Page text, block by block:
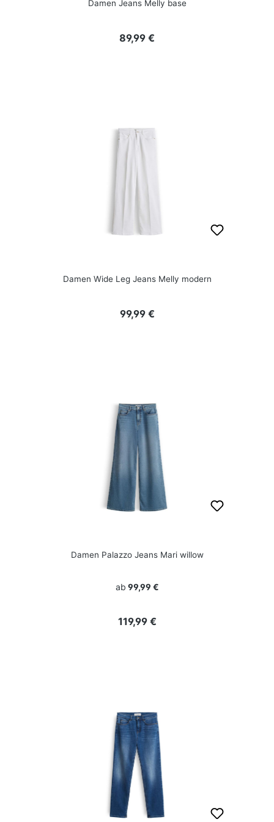
Damen Jeans Melly base
Regulärer Preis:
89,99 €
Damen Wide Leg Jeans Melly modern
Regulärer Preis:
99,99 €
Damen Palazzo Jeans Mari willow
ab 99,99 €
Regulärer Preis:
119,99 €